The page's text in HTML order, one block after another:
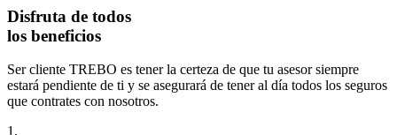
Disfruta de todos
los beneficios
Ser cliente TREBO es tener la certeza de que tu asesor siempre
estará pendiente de ti y se asegurará de tener al día todos los seguros
que contrates con nosotros.
1.